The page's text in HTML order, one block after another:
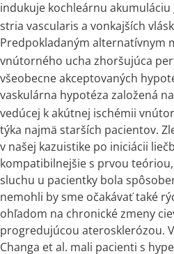
indukuje kochleárnu akumuláciu
stria vascularis a vonkajších
Predpokladaným alternatívnym
vnútorného ucha zhoršujúca
všeobecne akceptovaných
vaskulárna hypotéza založená
vedúcej kakútnej ischémii
týka najmä starších pacientov.
v našej kazuistike po iniciácii
kompatibilnejšies prvou
sluchu u pacientky bola
nemohli by sme očakávať také
ohľadom na chronické zmeny
progredujúcou aterosklerózou.
Changa et al. mali pacienti s